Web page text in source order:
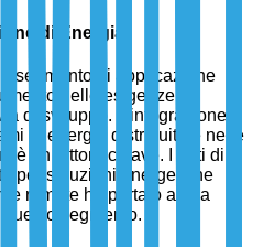
di Energia
segmento di applicazione
delle esigenze
di sviluppo. L'integrazione
di energia distribuita e nelle
è un fattore chiave. I dati di
per soluzioni energetiche
remote ha portato a una
segmento.